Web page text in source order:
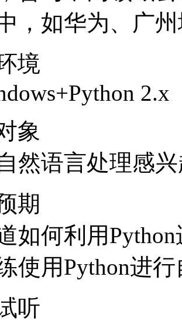
，如华为、广
境
2.x
象
然语言处理感
期
如何利用
使用Python进
听